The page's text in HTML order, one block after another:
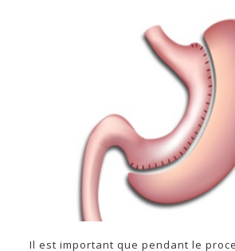
Il est important que pendant le